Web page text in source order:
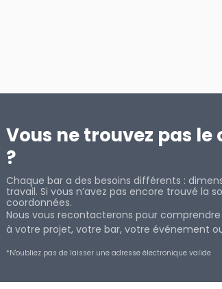
Vous ne trouvez pas
?
Chaque bar a des besoins différents :
travail. Si vous n’avez pas encore trouvé la
coordonnées.
Nous vous recontacterons pour
à votre projet, votre bar, votre événement
*N'oubliez pas de laisser une adresse électronique valide